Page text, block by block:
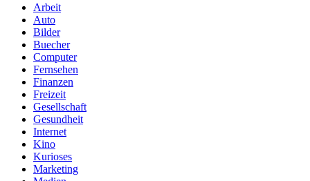
Arbeit
Auto
Bilder
Buecher
Computer
Fernsehen
Finanzen
Freizeit
Gesellschaft
Gesundheit
Internet
Kino
Kurioses
Marketing